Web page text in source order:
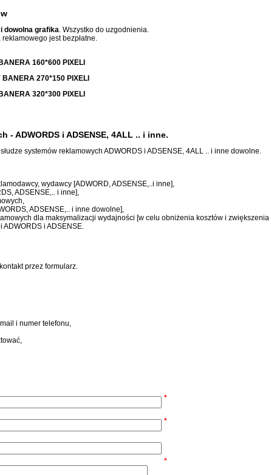
dowolna grafika. Wszystko do uzgodnienia.
jest bezpłatne.
160*600 PIXELI
270*150 PIXELI
320*300 PIXELI
- ADWORDS i ADSENSE, 4ALL .. i inne.
systemów reklamowych ADWORDS i ADSENSE, 4ALL .. i inne dowolne.
wydawcy [ADWORD, ADSENSE,..i inne],
ADSENSE,.. i inne],
ADSENSE,.. i inne dowolne],
dla maksymalizacji wydajności [w celu obniżenia kosztów i
ADWORDS i ADSENSE.
przez formularz.
i numer telefonu,
*
*
*